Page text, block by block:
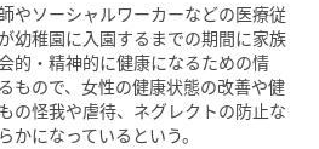
やソーシャルワーカーなどの医療従
幼稚園に入園するまでの期間に家族
的・精神的に健康になるための情
もので、女性の健康状態の改善や健
の怪我や虐待、ネグレクトの防止な
かになっているという。